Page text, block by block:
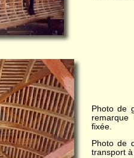
Photo de
fixée.
Photo de
transport